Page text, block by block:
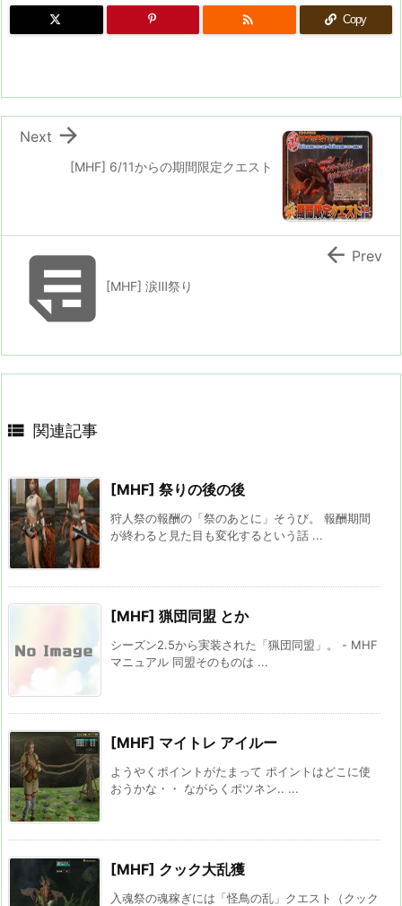
 Copy
[MHF] 6/11からの期間限定クエスト

Next
[MHF] 涙Ⅲ祭り
 Prev
 関連記事
[MHF] 祭りの後の後
狩人祭の報酬の「祭のあとに」そうび。 報酬期間
が終わると見た目も変化するという話 ...
[MHF] 猟団同盟 とか
シーズン2.5から実装された「猟団同盟」。 - MHF
マニュアル 同盟そのものは ...
[MHF] マイトレ アイルー
ようやくポイントがたまって ポイントはどこに使
おうかな・・ ながらくポツネン.. ...
[MHF] クック大乱獲
入魂祭の魂稼ぎには「怪鳥の乱」クエスト（クック